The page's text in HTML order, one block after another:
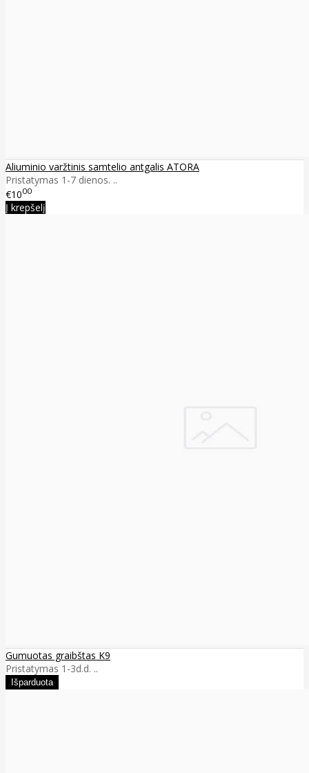
Aliuminio varžtinis samtelio antgalis ATORA
Pristatymas 1-7 dienos. ..
€1000
Į krepšelį
Gumuotas graibštas K9
Pristatymas 1-3d.d. ..